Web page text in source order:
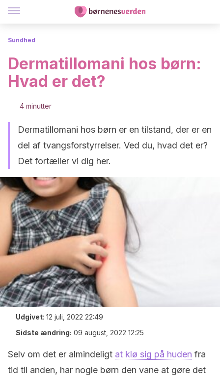
Sundhed
Dermatillomani hos børn:
Hvad er det?
4 minutter
Dermatillomani hos børn er en tilstand, der er en
del af tvangsforstyrrelser. Ved du, hvad det er?
Det fortæller vi dig her.
Udgivet: 12 juli, 2022 22:49
Sidste ændring: 09 august, 2022 12:25
Selv om det er almindeligt at klø sig på huden fra
tid til anden, har nogle børn den vane at gøre det